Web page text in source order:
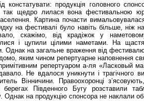
констатувати: продукція головного
щедро лилася вона фестивальною
Картина почасти
на фестивалі було навіть більше, ніж
скажімо, від крадіжок у
і цупили цілими наметами. На
Однак на загальне враження від
яким чином репертуарне наповнення
репертуаром а-ля «Ласковый
Не вдалося уникнути і трагічного
Вінничини. Правоохоронці
Південного Бугу розставили
Однак на продукцію спонсора не наклали